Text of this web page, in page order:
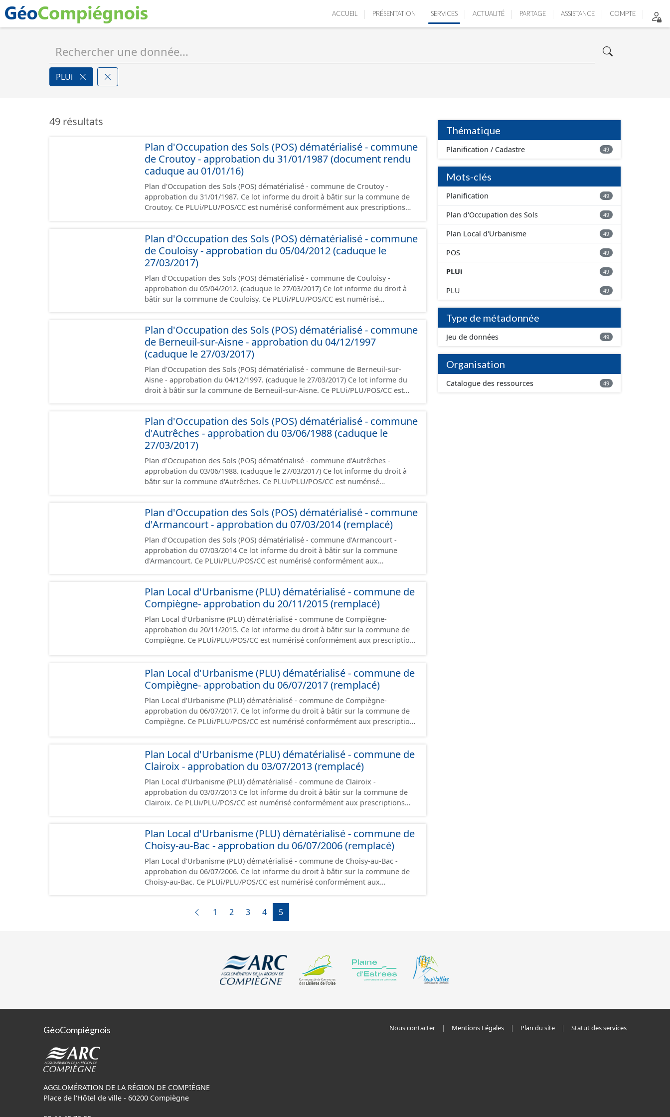
ACCUEIL PRÉSENTATION SERVICES ACTUALITÉ PARTAGE ASSISTANCE COMPTE
PLUi
49 résultats
Plan d'Occupation des Sols (POS) dématérialisé - commune
de Croutoy - approbation du 31/01/1987 (document rendu
caduque au 01/01/16)
Plan d'Occupation des Sols (POS) dématérialisé - commune de Croutoy -
approbation du 31/01/1987. Ce lot informe du droit à bâtir sur la commune de
Croutoy. Ce PLUi/PLU/POS/CC est numérisé conformément aux prescriptions
annexes, les orientations d'aménagement et les données géographiques.
Malgré l'attention portée à la création de ces données, il est rappelé que seuls
les documents papier font foi et sont opposables d'un point de vue juridique.
Plan d'Occupation des Sols (POS) dématérialisé - commune
de Couloisy - approbation du 05/04/2012 (caduque le
27/03/2017)
Plan d'Occupation des Sols (POS) dématérialisé - commune de Couloisy -
approbation du 05/04/2012. (caduque le 27/03/2017) Ce lot informe du droit à
bâtir sur la commune de Couloisy. Ce PLUi/PLU/POS/CC est numérisé
des plans de zonages), les annexes, les orientations d'aménagement et les
données géographiques. Malgré l'attention portée à la création de ces données,
il est rappelé que seuls les documents papier font foi et sont opposables d'un
point de vue juridique.
Plan d'Occupation des Sols (POS) dématérialisé - commune
de Berneuil-sur-Aisne - approbation du 04/12/1997
(caduque le 27/03/2017)
Plan d'Occupation des Sols (POS) dématérialisé - commune de Berneuil-sur-
Aisne - approbation du 04/12/1997. (caduque le 27/03/2017) Ce lot informe du
droit à bâtir sur la commune de Berneuil-sur-Aisne. Ce PLUi/PLU/POS/CC est
l'exception des plans de zonages), les annexes, les orientations d'aménagement
et les données géographiques. Malgré l'attention portée à la création de ces
données, il est rappelé que seuls les documents papier font foi et sont
opposables d'un point de vue juridique.
Plan d'Occupation des Sols (POS) dématérialisé - commune
d'Autrêches - approbation du 03/06/1988 (caduque le
27/03/2017)
Plan d'Occupation des Sols (POS) dématérialisé - commune d'Autrêches -
approbation du 03/06/1988. (caduque le 27/03/2017) Ce lot informe du droit à
bâtir sur la commune d'Autrêches. Ce PLUi/PLU/POS/CC est numérisé
des plans de zonages), les annexes, les orientations d'aménagement et les
données géographiques. Malgré l'attention portée à la création de ces données,
il est rappelé que seuls les documents papier font foi et sont opposables d'un
point de vue juridique.
Plan d'Occupation des Sols (POS) dématérialisé - commune
d'Armancourt - approbation du 07/03/2014 (remplacé)
Plan d'Occupation des Sols (POS) dématérialisé - commune d'Armancourt -
approbation du 07/03/2014 Ce lot informe du droit à bâtir sur la commune
d'Armancourt. Ce PLUi/PLU/POS/CC est numérisé conformément aux
zonages), les annexes, les orientations d'aménagement et les données
géographiques. Malgré l'attention portée à la création de ces données, il est
rappelé que seuls les documents papier font foi et sont opposables d'un point
de vue juridique.
Plan Local d'Urbanisme (PLU) dématérialisé - commune de
Compiègne- approbation du 20/11/2015 (remplacé)
Plan Local d'Urbanisme (PLU) dématérialisé - commune de Compiègne-
approbation du 20/11/2015. Ce lot informe du droit à bâtir sur la commune de
Compiègne. Ce PLUi/PLU/POS/CC est numérisé conformément aux prescriptions
annexes, les orientations d'aménagement et les données géographiques.
Malgré l'attention portée à la création de ces données, il est rappelé que seuls
les documents papier font foi et sont opposables d'un point de vue juridique.
Plan Local d'Urbanisme (PLU) dématérialisé - commune de
Compiègne- approbation du 06/07/2017 (remplacé)
Plan Local d'Urbanisme (PLU) dématérialisé - commune de Compiègne-
approbation du 06/07/2017. Ce lot informe du droit à bâtir sur la commune de
Compiègne. Ce PLUi/PLU/POS/CC est numérisé conformément aux prescriptions
annexes, les orientations d'aménagement et les données géographiques.
Malgré l'attention portée à la création de ces données, il est rappelé que seuls
les documents papier font foi et sont opposables d'un point de vue juridique.
Plan Local d'Urbanisme (PLU) dématérialisé - commune de
Clairoix - approbation du 03/07/2013 (remplacé)
Plan Local d'Urbanisme (PLU) dématérialisé - commune de Clairoix -
approbation du 03/07/2013 Ce lot informe du droit à bâtir sur la commune de
Clairoix. Ce PLUi/PLU/POS/CC est numérisé conformément aux prescriptions
annexes, les orientations d'aménagement et les données géographiques.
Malgré l'attention portée à la création de ces données, il est rappelé que seuls
les documents papier font foi et sont opposables d'un point de vue juridique.
Plan Local d'Urbanisme (PLU) dématérialisé - commune de
Choisy-au-Bac - approbation du 06/07/2006 (remplacé)
Plan Local d'Urbanisme (PLU) dématérialisé - commune de Choisy-au-Bac -
approbation du 06/07/2006. Ce lot informe du droit à bâtir sur la commune de
Choisy-au-Bac. Ce PLUi/PLU/POS/CC est numérisé conformément aux
rapport de présentation, le PADD, le règlement (à l'exception des plans de
zonages), les annexes, les orientations d'aménagement et les données
1 2 3 4 5
Thématique
Planification / Cadastre 49
Mots-clés
Planification 49
Plan d'Occupation des Sols 49
Plan Local d'Urbanisme 49
POS 49
PLUi 49
PLU 49
Type de métadonnée
Jeu de données 49
Organisation
Catalogue des ressources 49
GéoCompiégnois
AGGLOMÉRATION DE LA RÉGION DE COMPIÈGNE
Place de l'Hôtel de ville - 60200 Compiègne
Nous contacter Mentions Légales Plan du site Statut des services